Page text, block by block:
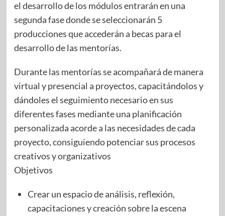
el desarrollo de los módulos entrarán en una
segunda fase donde se seleccionarán 5
producciones que accederán a becas para el
desarrollo de las mentorías.
Durante las mentorías se acompañará de manera
virtual y presencial a proyectos, capacitándolos y
dándoles el seguimiento necesario en sus
diferentes fases mediante una planificación
personalizada acorde a las necesidades de cada
proyecto, consiguiendo potenciar sus procesos
creativos y organizativos
Objetivos
Crear un espacio de análisis, reflexión,
capacitaciones y creación sobre la escena